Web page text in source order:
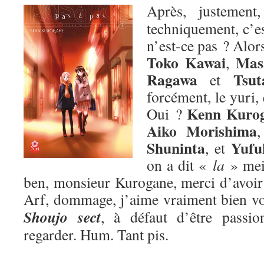
Après,
techniquement,
n’est-ce pas ?
Toko Kawai,
Ragawa et
forcément, le yuri,
Oui ?Kenn
Aiko Morishima
Shuninta, et
on a dit « la »
ben, monsieur Kurogane, merci
Arf, dommage, j’aime vraiment bien
Shoujo sect, à défaut d’être
regarder. Hum. Tant pis.